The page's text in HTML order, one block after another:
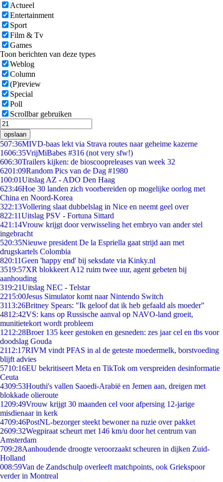
Actueel
Entertainment
Sport
Film & Tv
Games
Toon berichten van deze types
Weblog
Column
(P)review
Special
Poll
Scrollbar gebruiken
opslaan
507:36MIVD-baas lekt via Strava routes naar geheime kazerne
1606:35VrijMiBabes #316 (not very sfw!)
606:30Trailers kijken: de bioscoopreleases van week 32
6201:09Random Pics van de Dag #1980
100:01Uitslag AZ - ADO Den Haag
623:46Hoe 30 landen zich voorbereiden op mogelijke oorlog met
China en Noord-Korea
322:13Vollering slaat dubbelslag in Nice en neemt geel over
822:11Uitslag PSV - Fortuna Sittard
421:14Vrouw krijgt door verwisseling het embryo van ander stel
ingebracht
520:35Nieuwe president De la Espriella gaat strijd aan met
drugskartels Colombia
820:11Geen 'happy end' bij seksdate via Kinky.nl
3519:57XR blokkeert A12 ruim twee uur, agent gebeten bij
aanhouding
319:21Uitslag NEC - Telstar
2215:00Jesus Simulator komt naar Nintendo Switch
3113:26Britney Spears: "Ik geloof dat ik heb gefaald als moeder"
4812:42VS: kans op Russische aanval op NAVO-land groeit,
munitietekort wordt probleem
1212:28Broer 135 keer gestoken en gesneden: zes jaar cel en tbs voor
doodslag Gouda
2112:17RIVM vindt PFAS in al de geteste moedermelk, borstvoeding
blijft advies
5710:16EU bekritiseert Meta en TikTok om verspreiden desinformatie
Ceuta
4309:53Houthi's vallen Saoedi-Arabië en Jemen aan, dreigen met
blokkade olieroute
1209:49Vrouw krijgt 30 maanden cel voor afpersing 12-jarige
misdienaar in kerk
4709:46PostNL-bezorger steekt bewoner na ruzie over pakket
2609:32Wegpiraat scheurt met 146 km/u door het centrum van
Amsterdam
709:28Aanhoudende droogte veroorzaakt scheuren in dijken Zuid-
Holland
008:59Van de Zandschulp overleeft matchpoints, ook Griekspoor
verder in Montreal